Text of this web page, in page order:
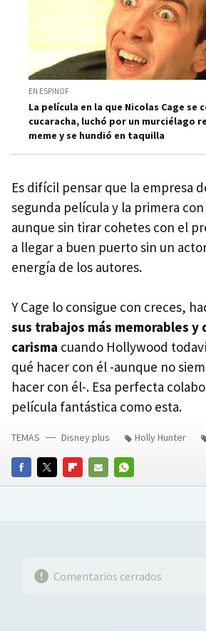
EN ESPINOF
La película en la que Nicolas Cage se
cucaracha, luchó por un murciélago
meme y se hundió en taquilla
Es difícil pensar que la empresa
segunda película y la primera
aunque sin tirar cohetes con el
a llegar a buen puerto sin un
energía de los autores.
Y Cage lo consigue con creces,
sus trabajos más memorables y
carisma cuando Hollywood
qué hacer con él -aunque no
hacer con él-. Esa perfecta
película fantástica como esta.
FACEBOOKTWITTERFLIPBOARD
E-
WHATSAPP
TEMAS Disney plus Holly Hunter
Comentarios cerrados